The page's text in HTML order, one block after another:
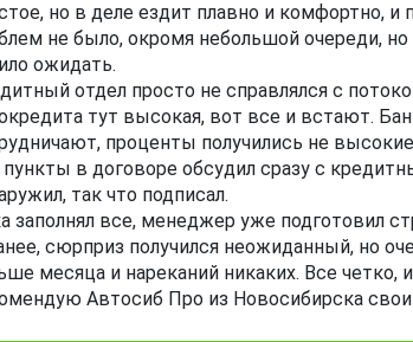
но в деле ездит плавно и комфортно,
не было, окромя небольшой очереди, но
ожидать.
отдел просто не справлялся с
тут высокая, вот все и встают.
проценты получились не
пункты в договоре обсудил сразу с
так что подписал.
заполнял все, менеджер уже подготовил
сюрприз получился неожиданный, но
месяца и нареканий никаких. Все четко,
Автосиб Про из Новосибирска